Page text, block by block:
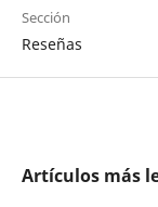
Sección
Reseñas
Artículos más